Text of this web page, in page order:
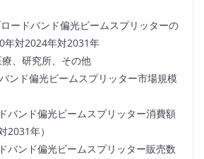
ードバンド偏光ビームスプリッターの
年対2024年対2031年
、研究所、その他
ンド偏光ビームスプリッター市場規模
バンド偏光ビームスプリッター消費額
2031年）
バンド偏光ビームスプリッター販売数